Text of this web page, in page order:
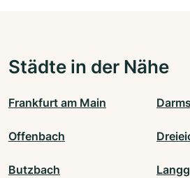
Städte in der Nähe
Frankfurt am Main
Offenbach
Butzbach